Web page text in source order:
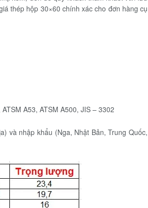
thép hộp 30×60 chính xác cho đơn hàng cụ
A53, ATSM A500, JIS – 3302
và nhập khẩu (Nga, Nhật Bản, Trung Quốc,